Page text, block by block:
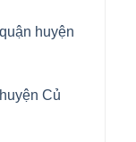
huyện
Củ